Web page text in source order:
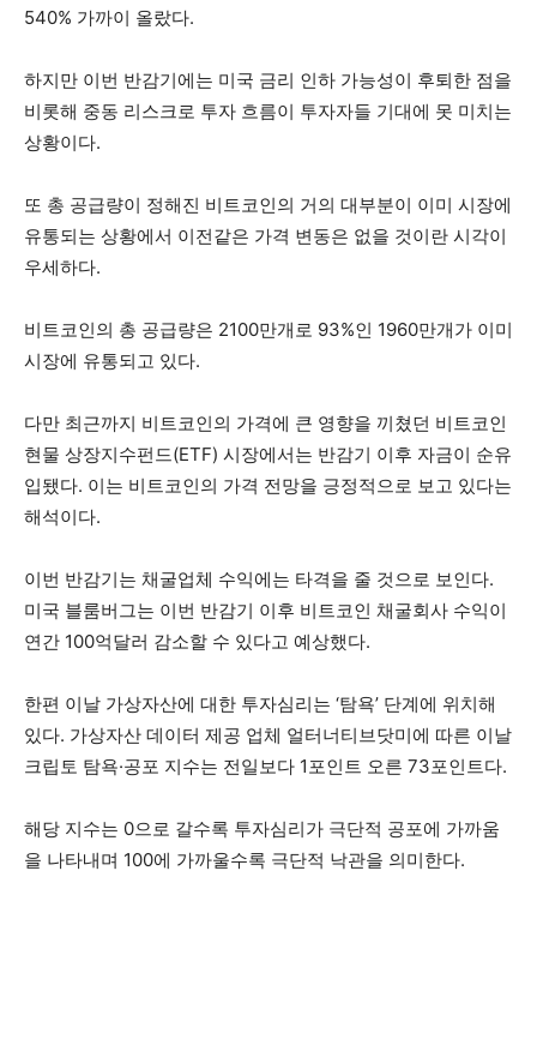
540% 가까이 올랐다.
하지만 이번 반감기에는 미국 금리 인하 가능성이 후퇴한 점을
비롯해 중동 리스크로 투자 흐름이 투자자들 기대에 못 미치는
상황이다.
또 총 공급량이 정해진 비트코인의 거의 대부분이 이미 시장에
유통되는 상황에서 이전같은 가격 변동은 없을 것이란 시각이
우세하다.
비트코인의 총 공급량은 2100만개로 93%인 1960만개가 이미
시장에 유통되고 있다.
다만 최근까지 비트코인의 가격에 큰 영향을 끼쳤던 비트코인
현물 상장지수펀드(ETF) 시장에서는 반감기 이후 자금이 순유
입됐다. 이는 비트코인의 가격 전망을 긍정적으로 보고 있다는
해석이다.
이번 반감기는 채굴업체 수익에는 타격을 줄 것으로 보인다.
미국 블룸버그는 이번 반감기 이후 비트코인 채굴회사 수익이
연간 100억달러 감소할 수 있다고 예상했다.
한편 이날 가상자산에 대한 투자심리는 ‘탐욕’ 단계에 위치해
있다. 가상자산 데이터 제공 업체 얼터너티브닷미에 따른 이날
크립토 탐욕·공포 지수는 전일보다 1포인트 오른 73포인트다.
해당 지수는 0으로 갈수록 투자심리가 극단적 공포에 가까움
을 나타내며 100에 가까울수록 극단적 낙관을 의미한다.